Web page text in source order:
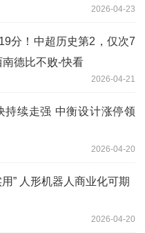
2026-04-23
分！中超历史第2，仅次7
德比不败-快看
2026-04-21
持续走强 中衡设计涨停领
2026-04-20
用” 人形机器人商业化可期
2026-04-20